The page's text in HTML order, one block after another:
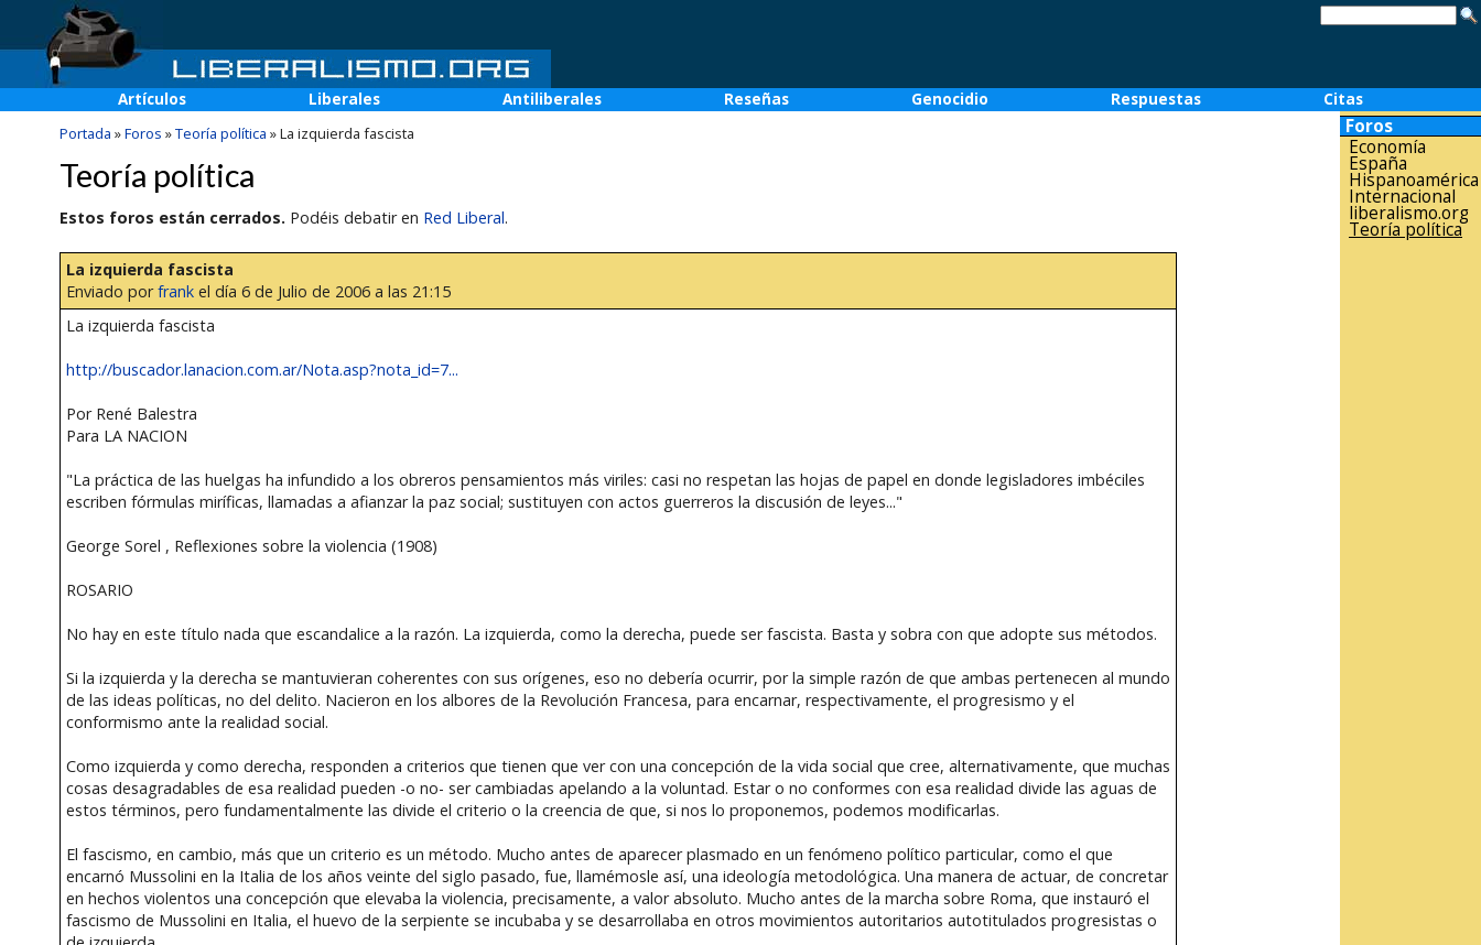
Artículos Liberales Antiliberales Reseñas Genocidio Respuestas
Citas
Portada »Foros »Teoría política »La izquierda fascista
Teoría política
Estos foros están cerrados. Podéis debatir en Red Liberal.
La izquierda fascista
Enviado porfrankel día 6 de Julio de 2006 a las 21:15
La izquierda fascista
http://buscador.lanacion.com.ar/Nota.asp?nota_id=7...
Por René Balestra
Para LA NACION
"La práctica de las huelgas ha infundido a los obreros pensamientos más viriles: casi no respetan las hojas de papel en donde legisladores imbéciles
escriben fórmulas miríficas, llamadas a afianzar la paz social; sustituyen con actos guerreros la discusión de leyes..."
George Sorel , Reflexiones sobre la violencia (1908)
ROSARIO
No hay en este título nada que escandalice a la razón. La izquierda, como la derecha, puede ser fascista. Basta y sobra con que adopte sus métodos.
Si la izquierda y la derecha se mantuvieran coherentes con sus orígenes, eso no debería ocurrir, por la simple razón de que ambas pertenecen al mundo
de las ideas políticas, no del delito. Nacieron en los albores de la Revolución Francesa, para encarnar, respectivamente, el progresismo y el
conformismo ante la realidad social.
Como izquierda y como derecha, responden a criterios que tienen que ver con una concepción de la vida social que cree, alternativamente, que muchas
cosas desagradables de esa realidad pueden -o no- ser cambiadas apelando a la voluntad. Estar o no conformes con esa realidad divide las aguas de
estos términos, pero fundamentalmente las divide el criterio o la creencia de que, si nos lo proponemos, podemos modificarlas.
El fascismo, en cambio, más que un criterio es un método. Mucho antes de aparecer plasmado en un fenómeno político particular, como el que
encarnó Mussolini en la Italia de los años veinte del siglo pasado, fue, llamémosle así, una ideología metodológica. Una manera de actuar, de concretar
en hechos violentos una concepción que elevaba la violencia, precisamente, a valor absoluto. Mucho antes de la marcha sobre Roma, que instauró el
fascismo de Mussolini en Italia, el huevo de la serpiente se incubaba y se desarrollaba en otros movimientos autoritarios autotitulados progresistas o
Foros
Economía
España
Hispanoamérica
Internacional
liberalismo.org
Teoría política